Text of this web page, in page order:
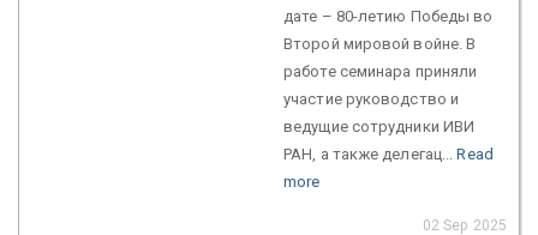
дате – 80-летию Победы во
Второй мировой войне. В
работе семинара приняли
участие руководство и
ведущие сотрудники ИВИ
РАН, а также делегац...Read
more
02 Sep 2025